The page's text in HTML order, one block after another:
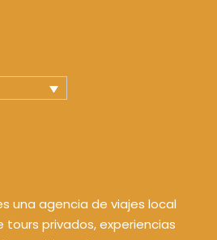
una agencia de viajes local
privados, experiencias